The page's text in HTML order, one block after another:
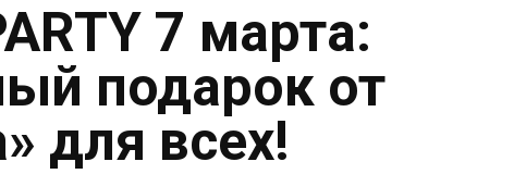
7 марта:
подарок от
для всех!